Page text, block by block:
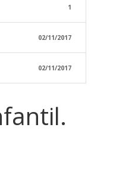
1
02/11/2017
02/11/2017